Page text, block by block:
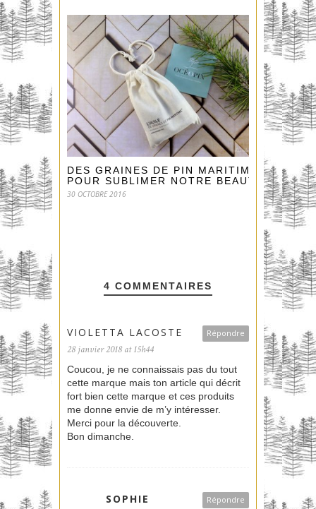
DES GRAINES DE PIN MARITIME
POUR SUBLIMER NOTRE BEAUTÉ !
30 OCTOBRE 2016
4 COMMENTAIRES
Répondre
VIOLETTA LACOSTE
28 janvier 2018 at 15h44
Coucou, je ne connaissais pas du tout
cette marque mais ton article qui décrit
fort bien cette marque et ces produits
me donne envie de m’y intéresser.
Merci pour la découverte.
Bon dimanche.
Répondre
SOPHIE